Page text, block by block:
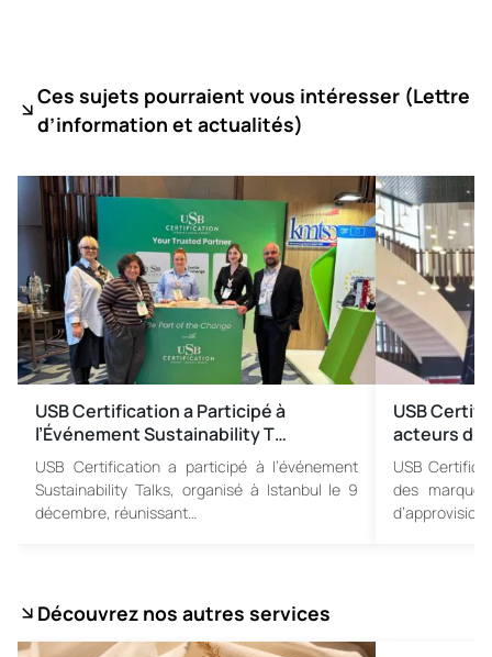
Ces sujets pourraient vous intéresser (Lettre
d’information et actualités)
USB Certification a Participé à
l’Événement Sustainability T…
USB Certification a participé à l’événement
Sustainability Talks, organisé à Istanbul le 9
décembre, réunissant…
USB
acteurs
USB
des
Découvrez nos autres services